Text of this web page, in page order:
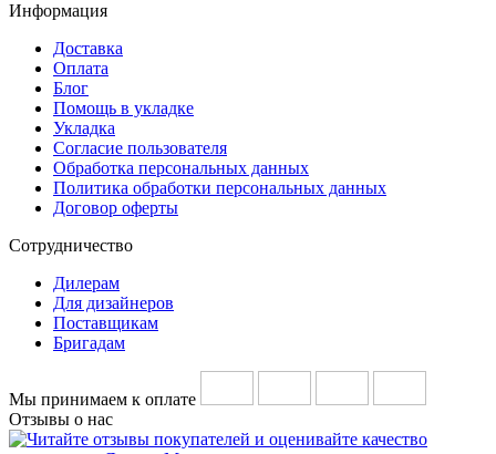
Информация
Доставка
Оплата
Блог
Помощь в укладке
Укладка
Согласие пользователя
Обработка персональных данных
Политика обработки персональных данных
Договор оферты
Сотрудничество
Дилерам
Для дизайнеров
Поставщикам
Бригадам
Мы принимаем к оплате
Отзывы о нас